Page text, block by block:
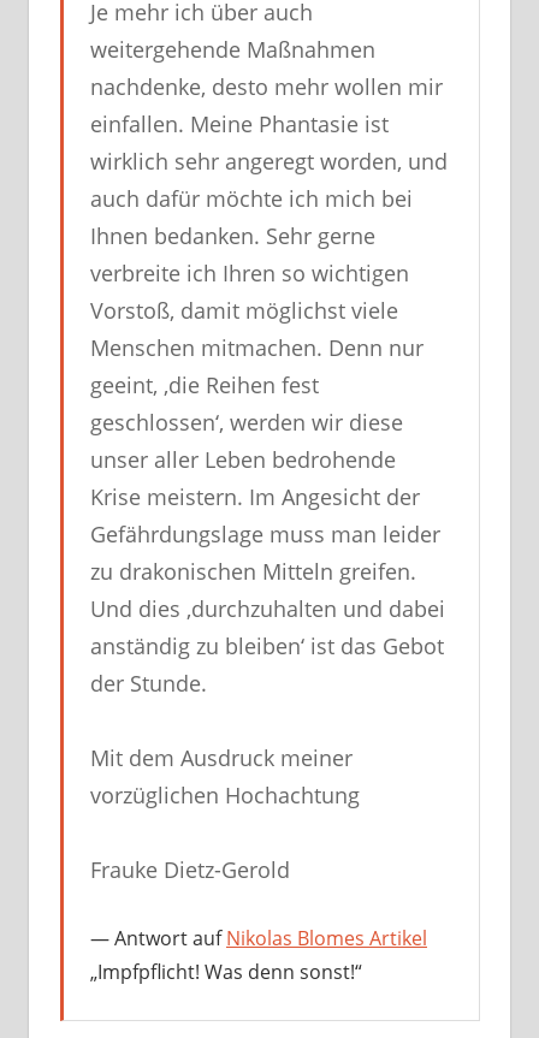
Je mehr ich über auch
weitergehende Maßnahmen
nachdenke, desto mehr wollen mir
einfallen. Meine Phantasie ist
wirklich sehr angeregt worden, und
auch dafür möchte ich mich bei
Ihnen bedanken. Sehr gerne
verbreite ich Ihren so wichtigen
Vorstoß, damit möglichst viele
Menschen mitmachen. Denn nur
geeint, ‚die Reihen fest
geschlossen‘, werden wir diese
unser aller Leben bedrohende
Krise meistern. Im Angesicht der
Gefährdungslage muss man leider
zu drakonischen Mitteln greifen.
Und dies ‚durchzuhalten und dabei
anständig zu bleiben‘ ist das Gebot
der Stunde.
Mit dem Ausdruck meiner
vorzüglichen Hochachtung
Frauke Dietz-Gerold
Antwort aufNikolas Blomes Artikel
„Impfpflicht! Was denn sonst!“